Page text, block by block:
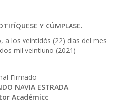
Y CÚMPLASE.
a los veintidós (22) días del mes
mil veintiuno (2021)
Firmado
NAVIA ESTRADA
Académico